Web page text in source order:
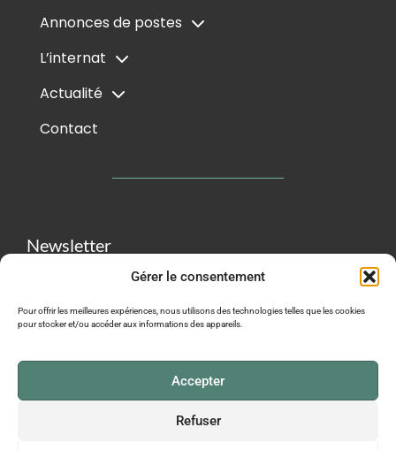
Gérer le consentement
Pour offrir les meilleures expériences, nous utilisons des technologies telles que les cookies
pour stocker et/ou accéder aux informations des appareils.
Accepter
Refuser
Annonces de postes
L’internat
Actualité
Contact
Newsletter